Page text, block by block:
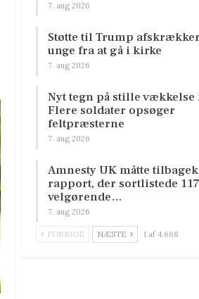
7. aug 2026
Støtte til Trump
unge fra at gå i kirke
7. aug 2026
Nyt tegn på stille vækkelse
Flere soldater opsøger
feltpræsterne
7. aug 2026
Amnesty UK måtte
rapport, der sortlistede 117
velgørende…
7. aug 2026
FORRIGE NÆSTE 1 af 4.668